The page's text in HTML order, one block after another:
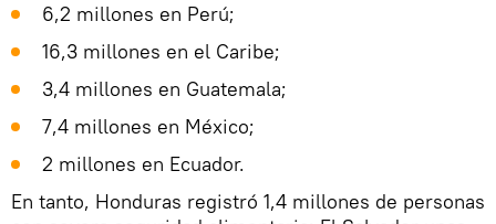
6,2 millones en Perú;
16,3 millones en el Caribe;
3,4 millones en Guatemala;
7,4 millones en México;
2 millones en Ecuador.
En tanto, Honduras registró 1,4 millones de personas